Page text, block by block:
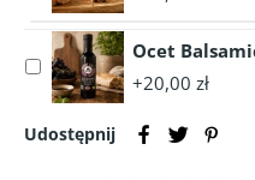
1050g
Prawdziwy
pasztet
100%
Gęsi
Select
accessory
Balsamiczny
Ocet
+20,00 zł
Udostępnij